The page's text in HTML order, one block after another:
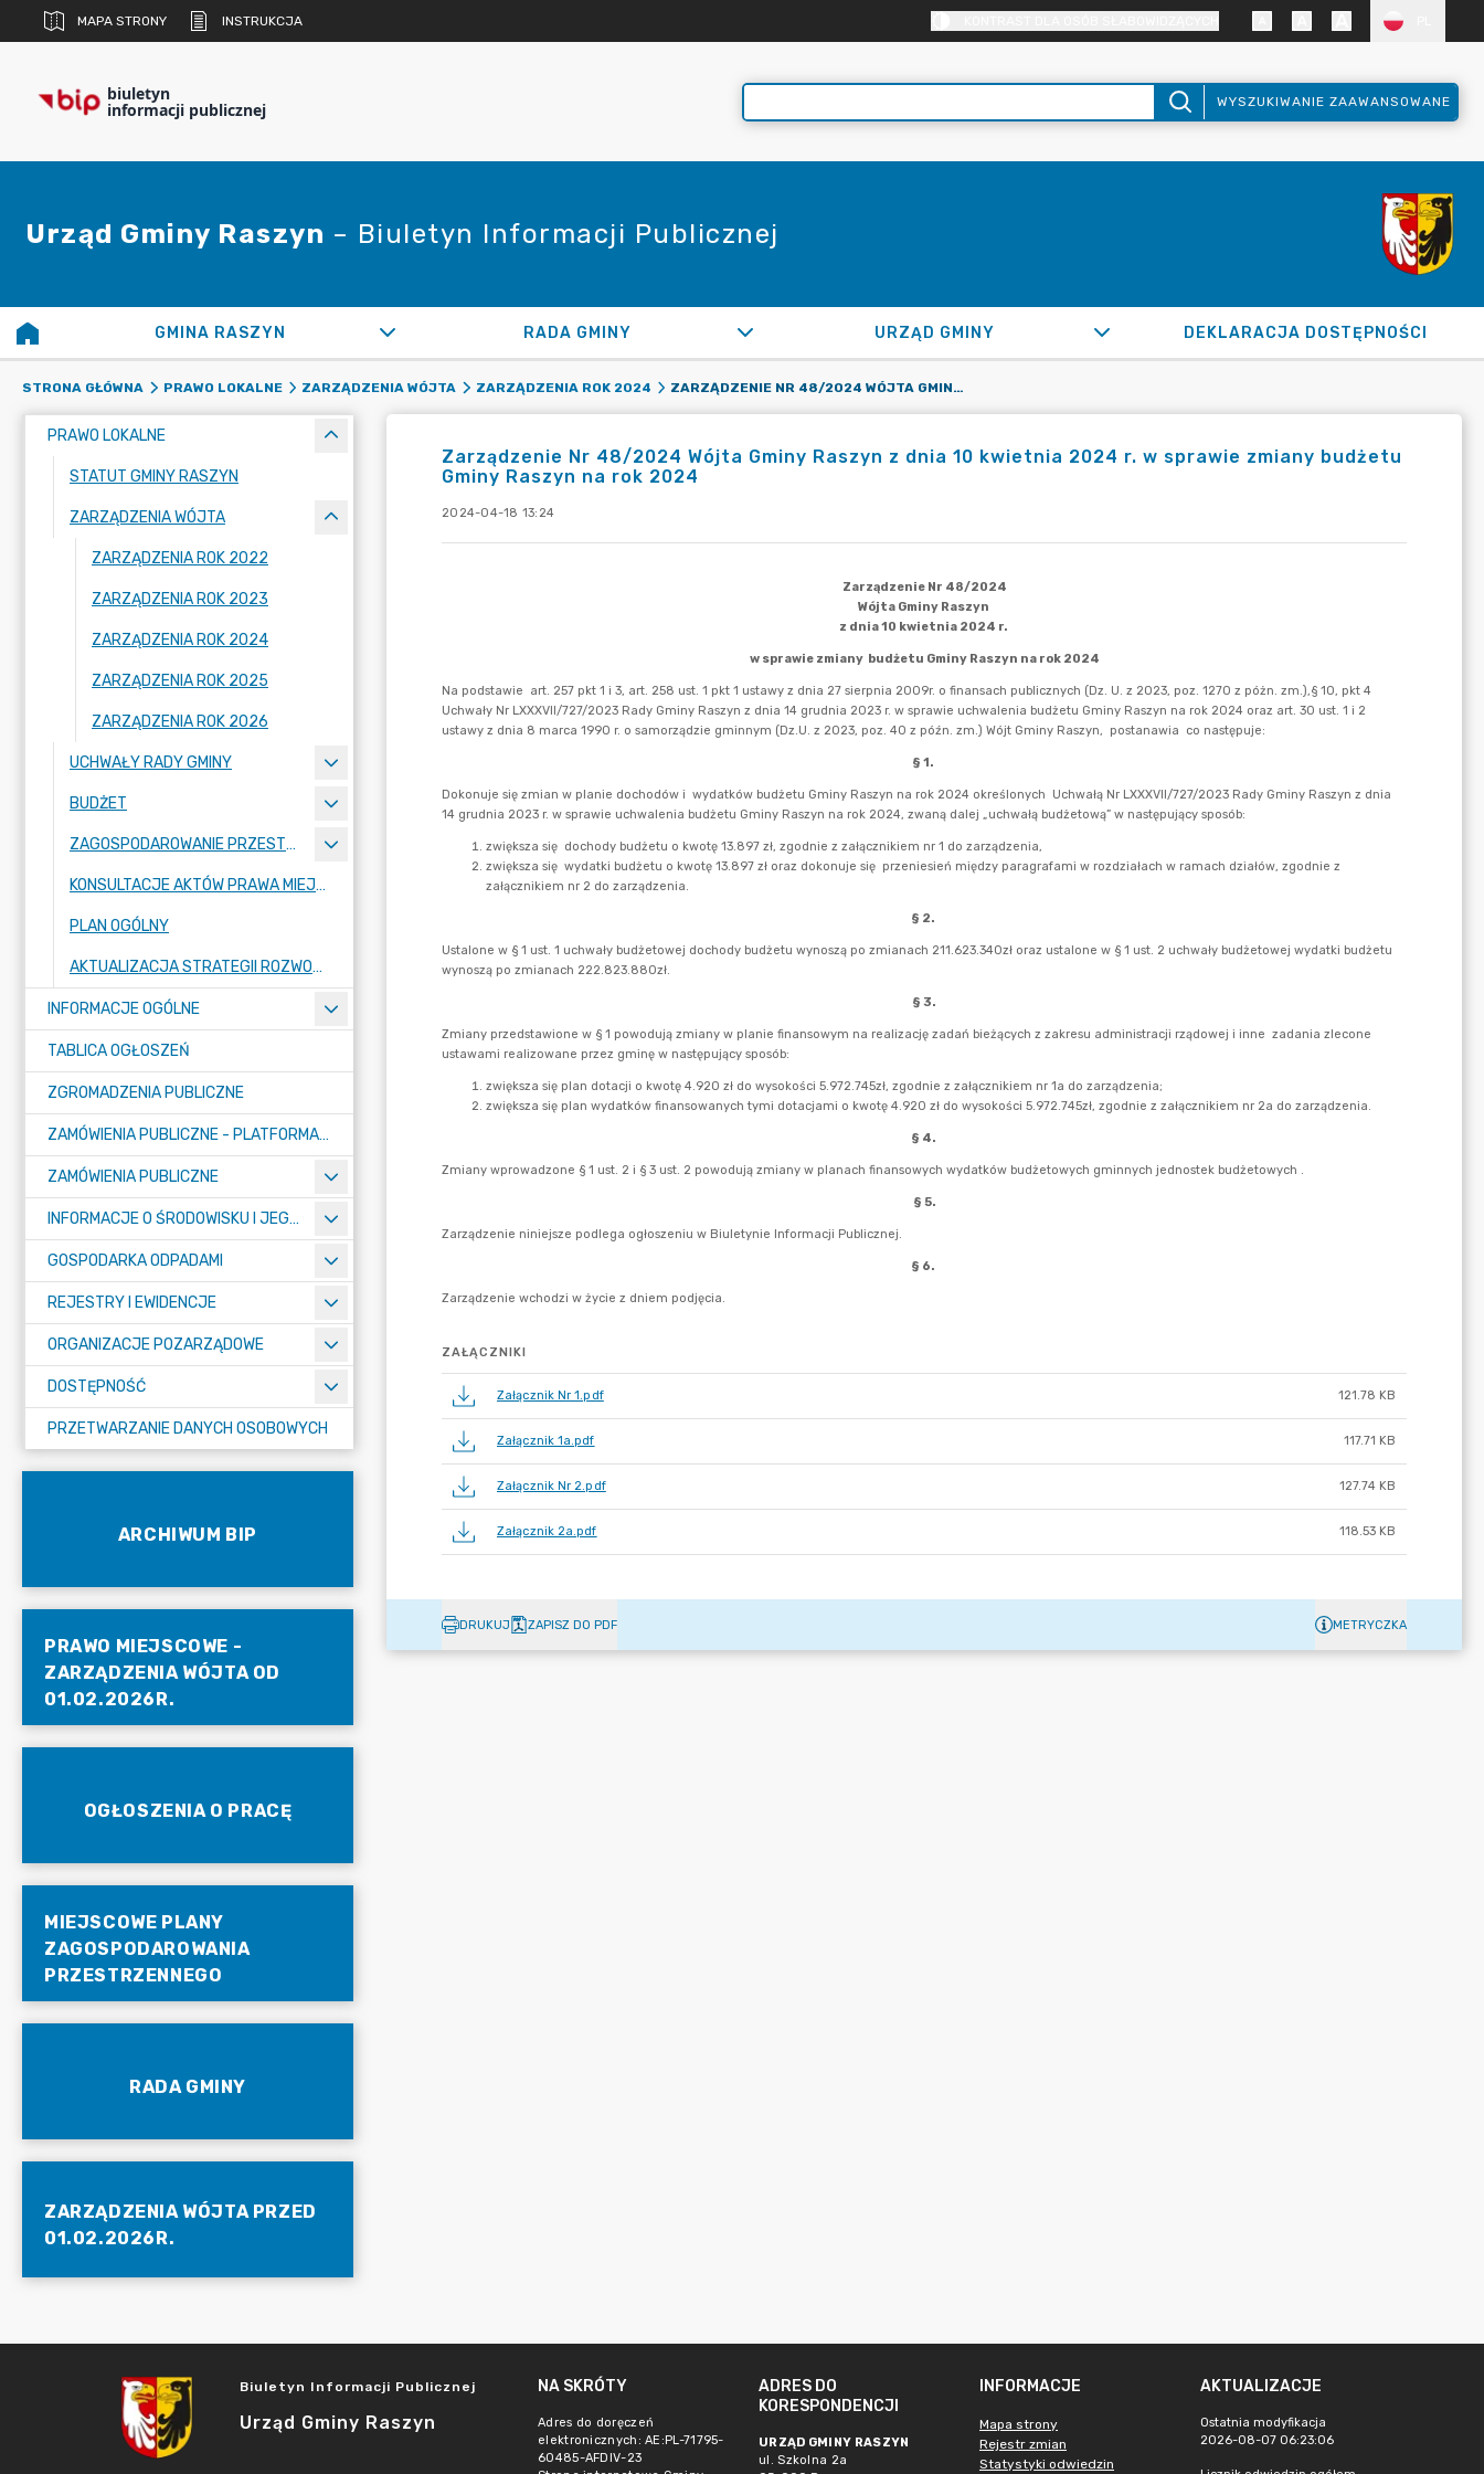
MAPA STRONY INSTRUKCJA
biuletyn
informacji publicznej WYSZUKIWANIE ZAAWANSOWANE
Urząd Gminy Raszyn – Biuletyn Informacji Publicznej
GMINA RASZYN RADA GMINY URZĄD GMINY DEKLARACJA DOSTĘPNOŚCI
STRONA GŁÓWNA PRAWO LOKALNE ZARZĄDZENIA WÓJTA ZARZĄDZENIA ROK 2024 ZARZĄDZENIE NR 48/2024 WÓJTA GMINY RASZYN Z DNIA 10 KWIETNIA 2024 R. W SPRAWIE ZMIANY BUDŻETU GMINY RASZYN NA ROK 2024
PRAWO LOKALNE
STATUT GMINY RASZYN
ZARZĄDZENIA WÓJTA
ZARZĄDZENIA ROK 2022
ZARZĄDZENIA ROK 2023
ZARZĄDZENIA ROK 2024
ZARZĄDZENIA ROK 2025
ZARZĄDZENIA ROK 2026
UCHWAŁY RADY GMINY
BUDŻET
ZAGOSPODAROWANIE PRZESTRZENNE
KONSULTACJE AKTÓW PRAWA MIEJSCOWEGO I INNYCH AKTÓW PRAWNYCH
PLAN OGÓLNY
AKTUALIZACJA STRATEGII ROZWOJU GMINY RASZYN
INFORMACJE OGÓLNE
TABLICA OGŁOSZEŃ
ZGROMADZENIA PUBLICZNE
ZAMÓWIENIA PUBLICZNE - PLATFORMA ZAKUPOWA (OD 01.05.2025R.)
ZAMÓWIENIA PUBLICZNE
INFORMACJE O ŚRODOWISKU I JEGO OCHRONIE
GOSPODARKA ODPADAMI
REJESTRY I EWIDENCJE
ORGANIZACJE POZARZĄDOWE
DOSTĘPNOŚĆ
PRZETWARZANIE DANYCH OSOBOWYCH
ARCHIWUM BIP
PRAWO MIEJSCOWE -
ZARZĄDZENIA WÓJTA OD
01.02.2026R.
OGŁOSZENIA O PRACĘ
MIEJSCOWE PLANY
ZAGOSPODAROWANIA
PRZESTRZENNEGO
RADA GMINY
ZARZĄDZENIA WÓJTA PRZED
01.02.2026R.
Zarządzenie Nr 48/2024 Wójta Gminy Raszyn z dnia 10 kwietnia 2024 r. w sprawie zmiany budżetu
Gminy Raszyn na rok 2024
2024-04-18 13:24
ZAŁĄCZNIKI
Załącznik Nr 1.pdf 121.78 KB
Załącznik 1a.pdf 117.71 KB
Załącznik Nr 2.pdf 127.74 KB
Załącznik 2a.pdf 118.53 KB
DRUKUJ ZAPISZ DO PDF METRYCZKA
Biuletyn Informacji Publicznej
Urząd Gminy Raszyn
NA SKRÓTY
Adres do doręczeń
elektronicznych: AE:PL-71795-
60485-AFDIV-23
ADRES DO
KORESPONDENCJI
URZĄD GMINY RASZYN
ul. Szkolna 2a
INFORMACJE
Mapa strony
Rejestr zmian
Statystyki odwiedzin
AKTUALIZACJE
Ostatnia modyfikacja
2026-08-07 06:23:06